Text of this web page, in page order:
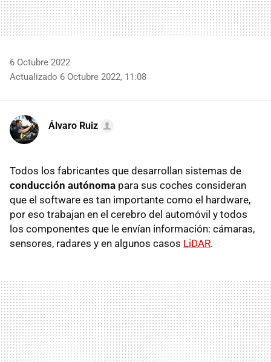
6 Octubre 2022
Actualizado 6 Octubre 2022, 11:08
Álvaro Ruiz
Todos los fabricantes que desarrollan sistemas de
conducción autónoma para sus coches consideran
que el software es tan importante como el hardware,
por eso trabajan en el cerebro del automóvil y todos
los componentes que le envían información: cámaras,
sensores, radares y en algunos casos LiDAR.